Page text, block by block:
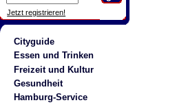
Jetzt registrieren!
Cityguide
Essen und Trinken
Freizeit und Kultur
Gesundheit
Hamburg-Service